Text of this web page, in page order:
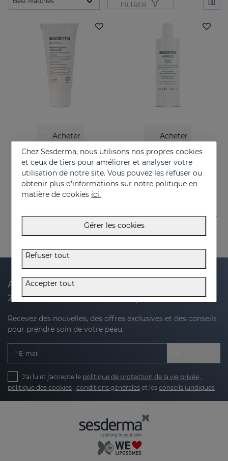
FILTRER
Acheter
ATOPISES Crème Hydratante Soin Intensif
Pour les peaux à tendance topique
26.95 €
Acheter
ATOPISES Gel De Bain
12.95 €
Abonnez-vous à notre newsletter et recevez
20 % de réduction sur votre prochain achat
Recevez des nouvelles, des offres exclusives et des conseils
pour prendre soin de votre peau.
E-mail
J'ai lu et j'accepte le politique de protection de la vie privée ,
politique des cookies , conditions générales et les conseils juridiques
Chez Sesderma, nous utilisons nos propres cookies
et ceux de tiers pour améliorer et analyser votre
utilisation de notre site. Vous pouvez les refuser ou
obtenir plus d'informations sur notre politique en
matière de cookies ici.
Gérer les cookies
Refuser tout
Accepter tout